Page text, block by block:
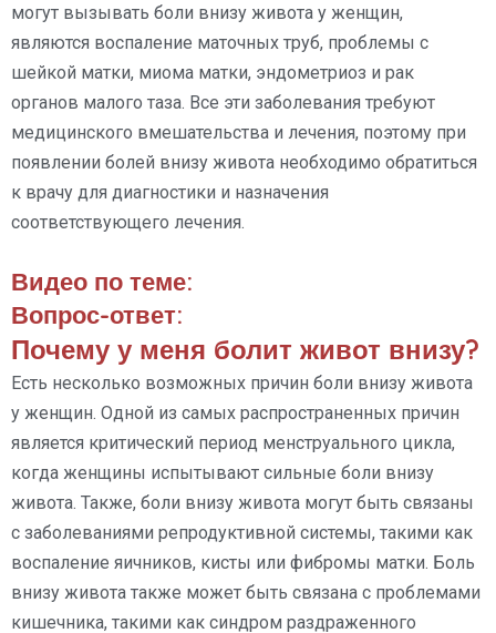
могут вызывать боли внизу живота у женщин,
являются воспаление маточных труб, проблемы с
шейкой матки, миома матки, эндометриоз и рак
органов малого таза. Все эти заболевания требуют
медицинского вмешательства и лечения, поэтому при
появлении болей внизу живота необходимо обратиться
к врачу для диагностики и назначения
соответствующего лечения.
Видео по теме:
Вопрос-ответ:
Почему у меня болит живот внизу?
Есть несколько возможных причин боли внизу живота
у женщин. Одной из самых распространенных причин
является критический период менструального цикла,
когда женщины испытывают сильные боли внизу
живота. Также, боли внизу живота могут быть связаны
с заболеваниями репродуктивной системы, такими как
воспаление яичников, кисты или фибромы матки. Боль
внизу живота также может быть связана с проблемами
кишечника, такими как синдром раздраженного